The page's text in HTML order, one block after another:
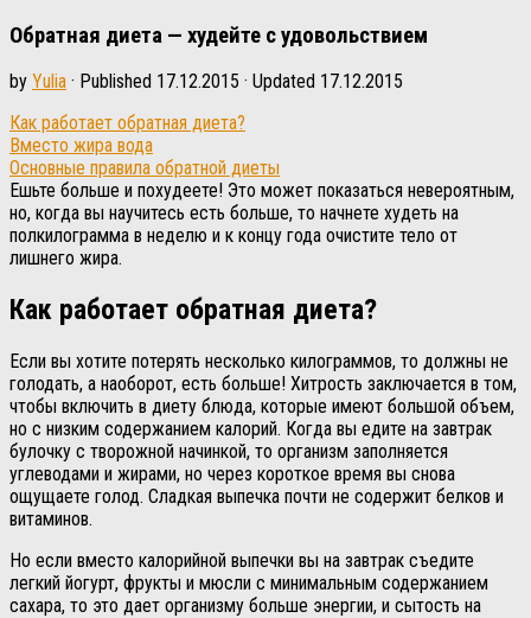
Обратная диета — худейте с удовольствием
by Yulia · Published 17.12.2015 · Updated 17.12.2015
Как работает обратная диета?
Вместо жира вода
Основные правила обратной диеты
Ешьте больше и похудеете! Это может показаться невероятным,
но, когда вы научитесь есть больше, то начнете худеть на
полкилограмма в неделю и к концу года очистите тело от
лишнего жира.
Как работает обратная диета?
Если вы хотите потерять несколько килограммов, то должны не
голодать, а наоборот, есть больше! Хитрость заключается в том,
чтобы включить в диету блюда, которые имеют большой объем,
но с низким содержанием калорий. Когда вы едите на завтрак
булочку с творожной начинкой, то организм заполняется
углеводами и жирами, но через короткое время вы снова
ощущаете голод. Сладкая выпечка почти не содержит белков и
витаминов.
Но если вместо калорийной выпечки вы на завтрак съедите
легкий йогурт, фрукты и мюсли с минимальным содержанием
сахара, то это дает организму больше энергии, и сытость на